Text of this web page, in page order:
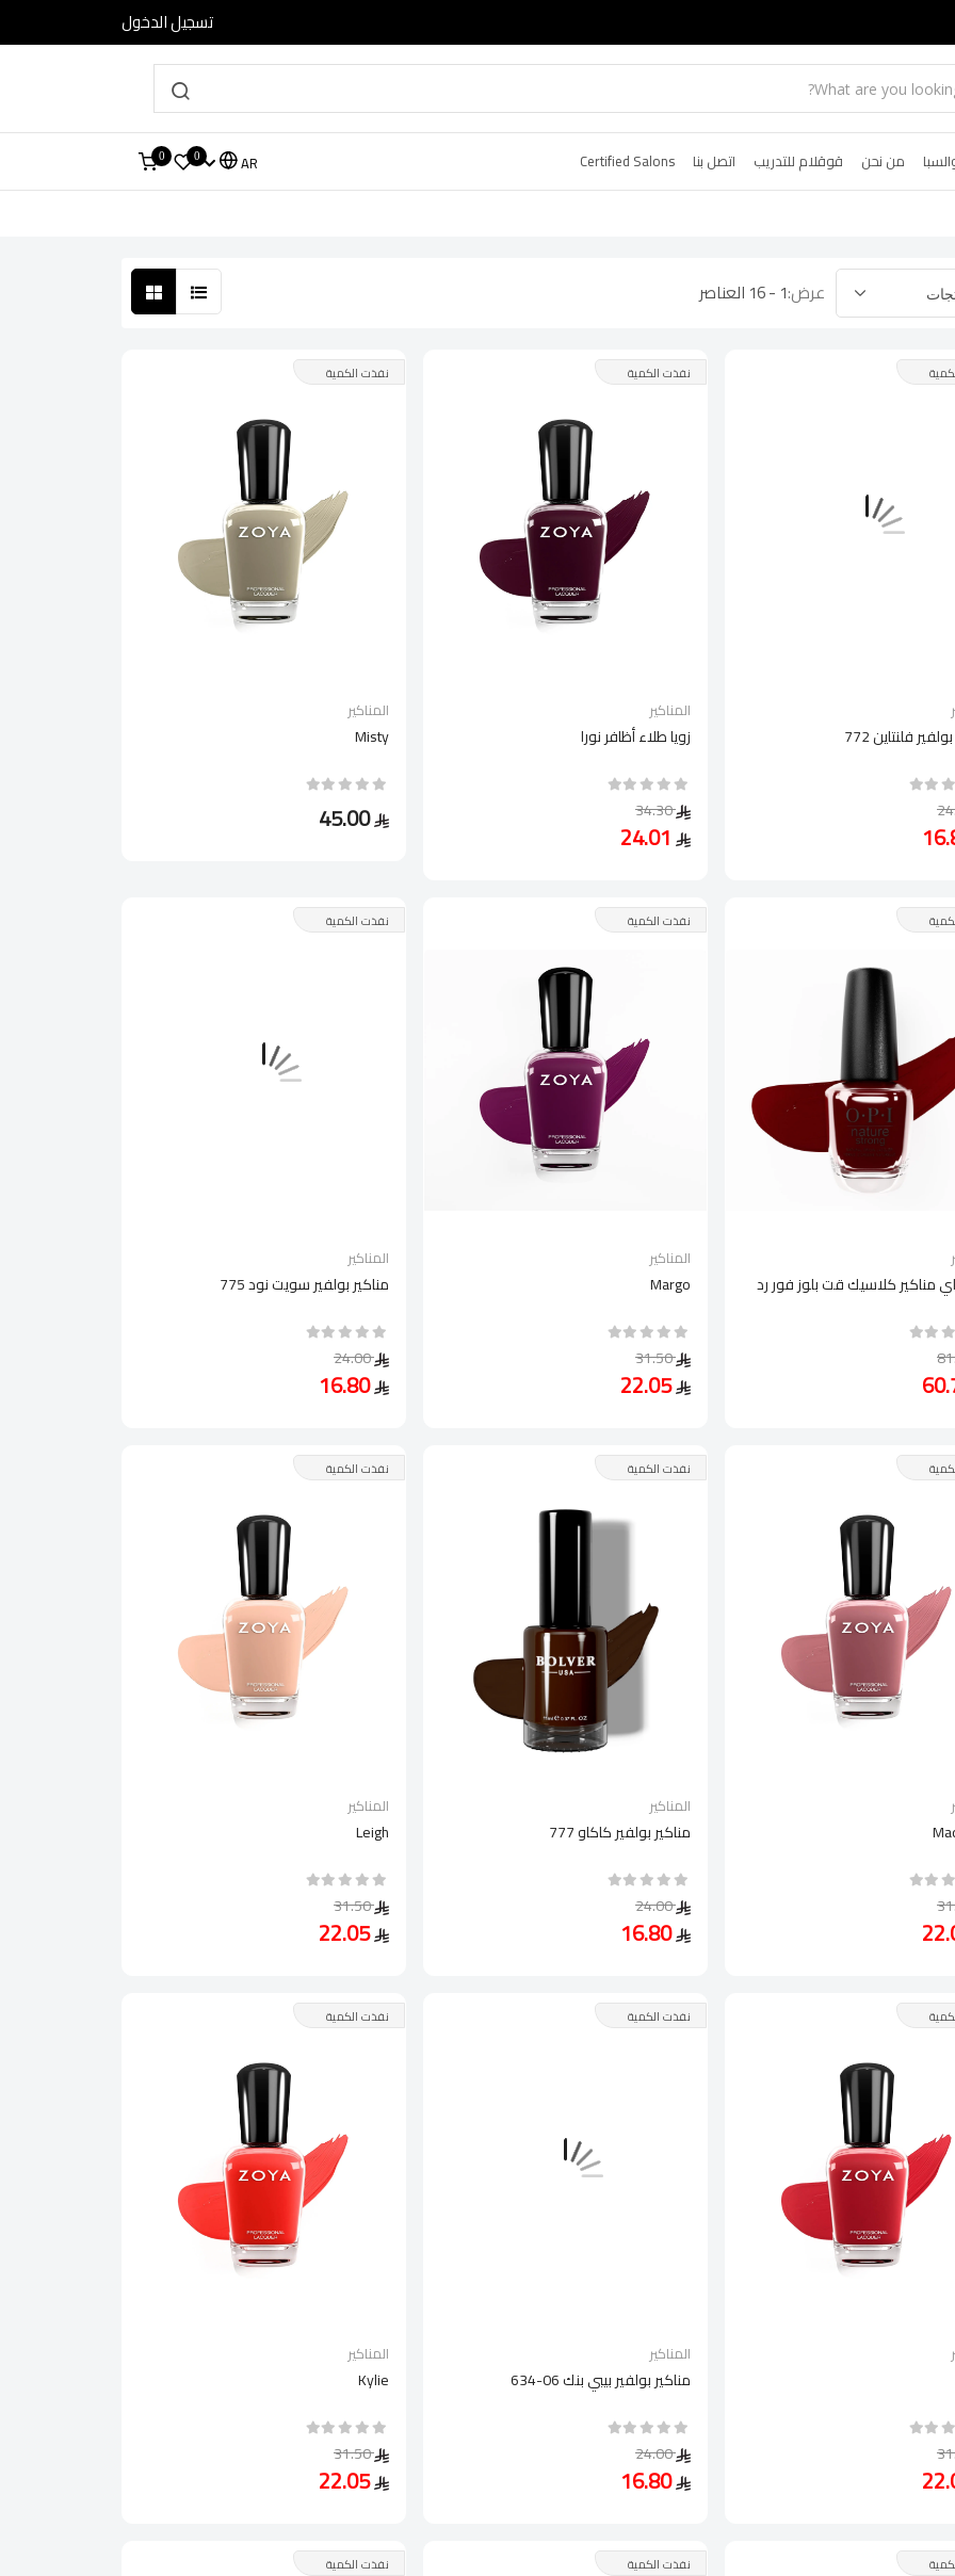
تسجيل الدخول
من نحن قوقلام للتدريب اتصل بنا Certified Salons
AR
0
0
عرض:1 - 16 العناصر
فلنتاين 772
نفذت الكمية
المناكير
زويا طلاء أظافر نورا
34.30
24.01
نفذت الكمية
المناكير
Misty
45.00
مناكير كلاسيك قت بلوز فور رد
نفذت الكمية
المناكير
Margo
31.50
22.05
نفذت الكمية
المناكير
مناكير بولفير سويت نود 775
24.00
16.80
نفذت الكمية
المناكير
مناكير بولفير كاكاو 777
24.00
16.80
نفذت الكمية
المناكير
Leigh
31.50
22.05
نفذت الكمية
المناكير
مناكير بولفير بيبي بنك 06-634
24.00
16.80
نفذت الكمية
المناكير
Kylie
31.50
22.05
نفذت الكمية نفذت الكمية